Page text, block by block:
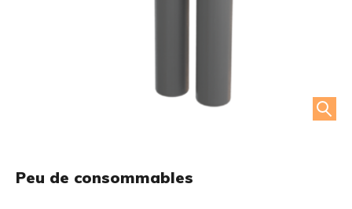
Peu de consommables